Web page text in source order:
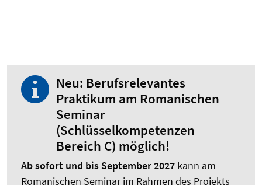
Neu: Berufsrelevantes
Praktikum am Romanischen
Seminar
(Schlüsselkompetenzen
Bereich C) möglich!
Ab sofort und bis September 2027 kann am
Romanischen Seminar im Rahmen des Projekts